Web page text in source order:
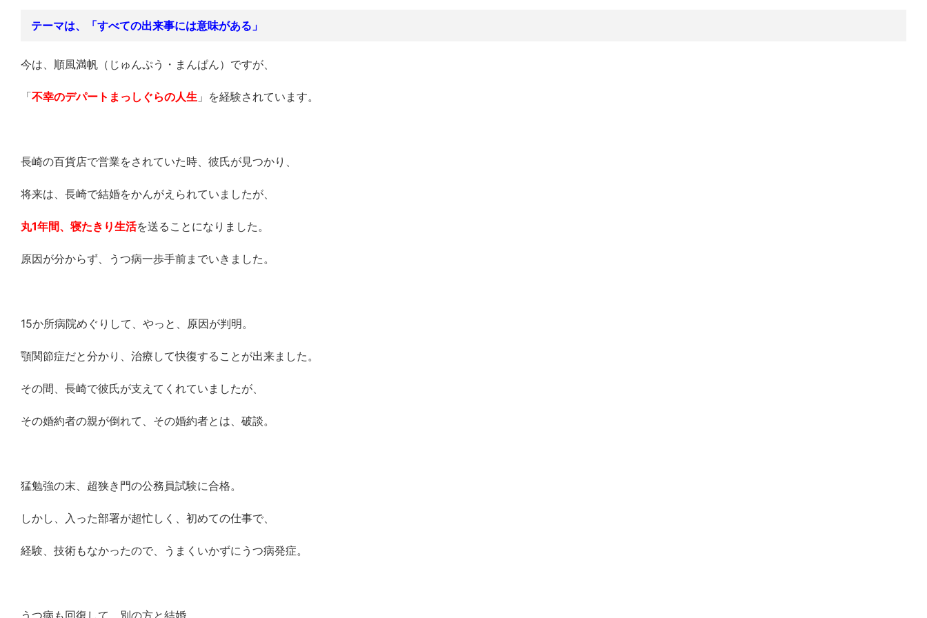
テーマは、「すべての出来事には意味がある」
今は、順風満帆（じゅんぷう・まんぱん）ですが、
「不幸のデパートまっしぐらの人生 」を経験されています。
長崎の百貨店で営業をされていた時、彼氏が見つかり、
将来は、長崎で結婚をかんがえられていましたが、
丸1年間、寝たきり生活を送ることになりました。
原因が分からず、うつ病一歩手前までいきました。
15か所病院めぐりして、やっと、原因が判明。
顎関節症だと分かり、治療して快復することが出来ました。
その間、長崎で彼氏が支えてくれていましたが、
その婚約者の親が倒れて、その婚約者とは、破談。
猛勉強の末、超狭き門の公務員試験に合格。
しかし、入った部署が超忙しく、初めての仕事で、
経験、技術もなかったので、うまくいかずにうつ病発症。
うつ病も回復して、別の方と結婚。